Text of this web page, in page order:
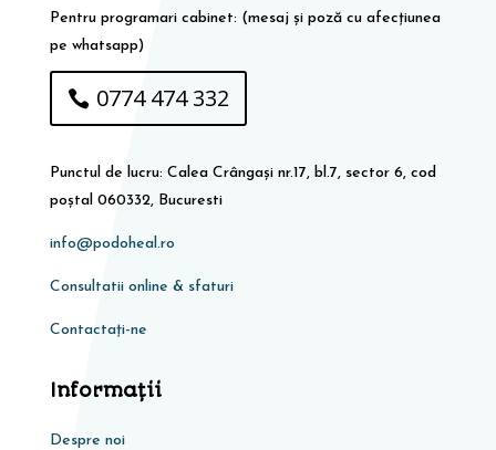
Pentru programari cabinet: (mesaj și poză cu afecțiunea
pe whatsapp)
0774 474 332
Punctul de lucru: Calea Crângași nr.17, bl.7, sector 6, cod
poștal 060332, Bucuresti
info@podoheal.ro
Consultatii online & sfaturi
Contactați-ne
Informaţii
Despre noi